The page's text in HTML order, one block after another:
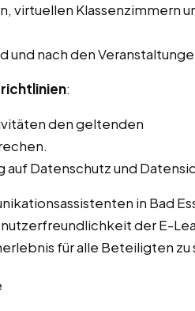
virtuellen Klassenzimmern
und nach den
:
den geltenden
auf Datenschutz und
in Bad
der E-
für alle Beteiligten zu